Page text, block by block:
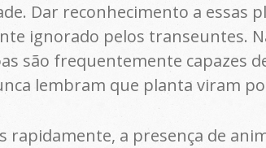
Dar reconhecimento a essas
ignorado pelos transeuntes.
são frequentemente capazes
lembram que planta viram
rapidamente, a presença de